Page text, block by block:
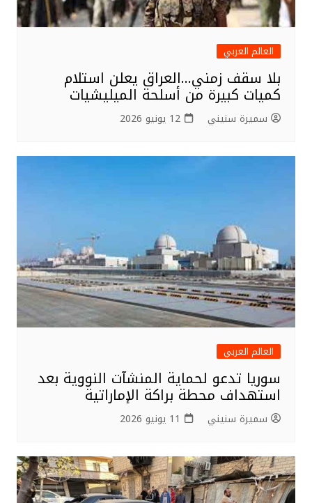
العالم العربي
بلا سقف زمني…العراق يعلن استلام
كميات كبيرة من أسلحة الميليشيات
سميرة سنيني 12 يونيو 2026
العالم العربي
سوريا تدعو لحماية المنشآت النووية بعد
استهداف محطة براكة الإماراتية
سميرة سنيني 11 يونيو 2026